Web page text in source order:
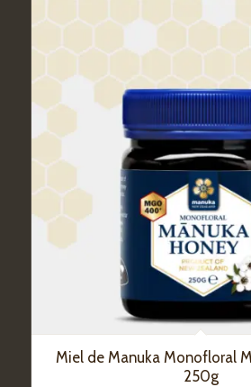
Miel de Manuka Monofloral
250g